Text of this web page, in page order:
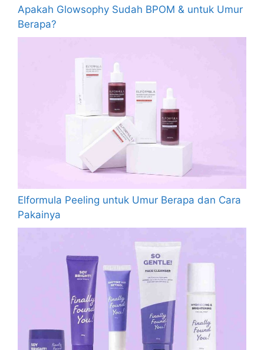
Apakah Glowsophy Sudah BPOM & untuk Umur
Berapa?
Elformula Peeling untuk Umur Berapa dan Cara
Pakainya